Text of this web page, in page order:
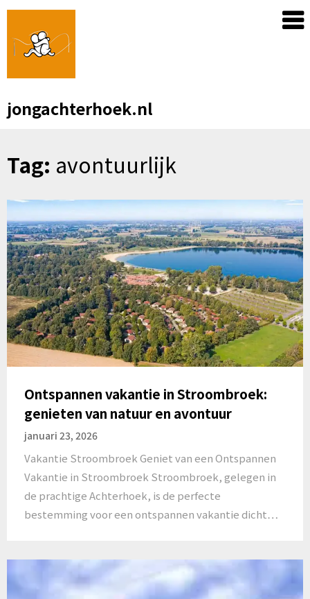
Skip
content
jongachterhoek.nl
Tag: avontuurlijk
Ontspannen vakantie in Stroombroek:
genieten van natuur en avontuur
januari 23, 2026
Vakantie Stroombroek Geniet van een Ontspannen
Vakantie in Stroombroek Stroombroek, gelegen in
de prachtige Achterhoek, is de perfecte
bestemming voor een ontspannen vakantie dicht…